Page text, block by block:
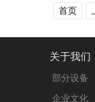
首页
关于我们
部分设备
企业文化